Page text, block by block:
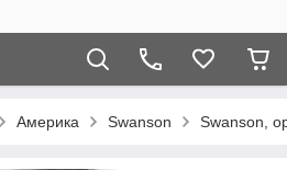
Америка Swanson Swanson,